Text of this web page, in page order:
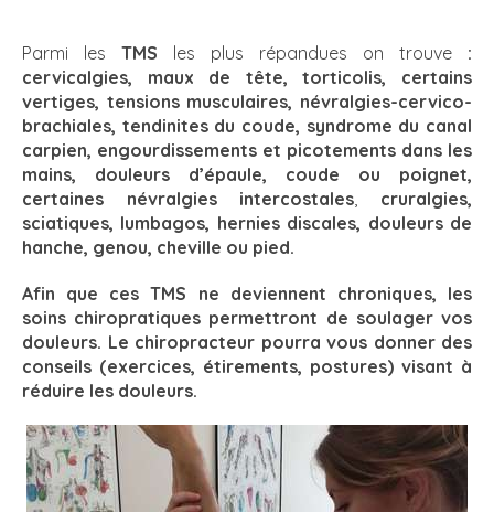
Parmi les TMS les plus répandues on trouve :
cervicalgies, maux de tête, torticolis, certains
vertiges, tensions musculaires, névralgies-cervico-
brachiales, tendinites du coude, syndrome du canal
carpien, engourdissements et picotements dans les
mains, douleurs d’épaule, coude ou poignet,
certaines névralgies intercostales, cruralgies,
sciatiques, lumbagos, hernies discales, douleurs de
hanche, genou, cheville ou pied.
Afin que ces TMS ne deviennent chroniques, les
soins chiropratiques permettront de soulager vos
douleurs. Le chiropracteur pourra vous donner des
conseils (exercices, étirements, postures) visant à
réduire les douleurs.